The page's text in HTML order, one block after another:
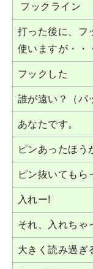
フックライン
打った後に、フ
使いますが・・
フックした
誰が遠い？（パ
あなたです。
ピンあったほう
ピン抜いてもら
入れー!
それ、入れちゃ
大きく読み過ぎ